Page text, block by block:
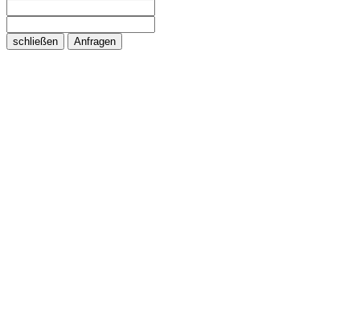
schließen Anfragen